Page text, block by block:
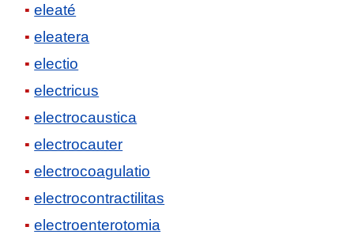
eleaté
eleatera
electio
electricus
electrocaustica
electrocauter
electrocoagulatio
electrocontractilitas
electroenterotomia